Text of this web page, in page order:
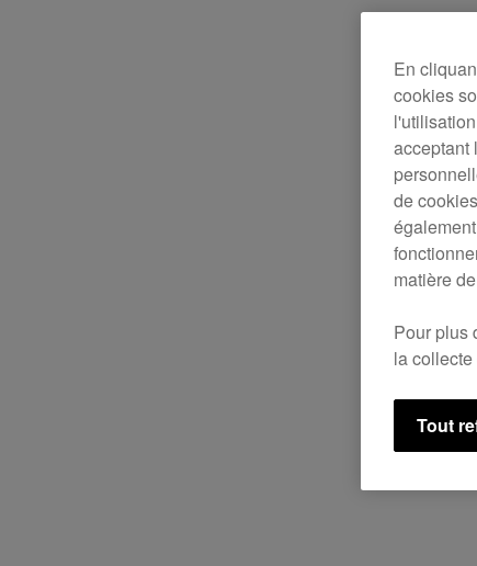
En
cookies
acceptant
de
matière
Pour plus
la
Tout